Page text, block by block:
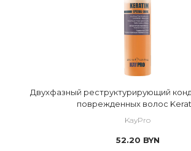
Двухфазный реструктурирующий
поврежденных волос
KayPro
52.20 BYN